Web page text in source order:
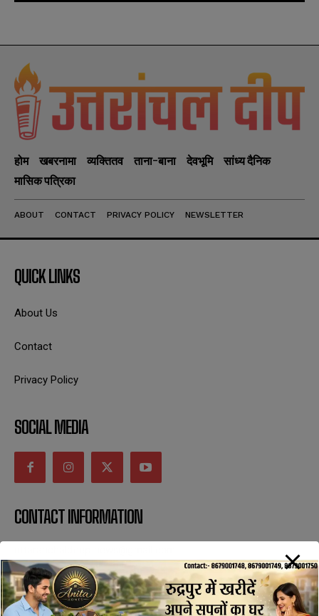
होम खबरनामा व्यक्तितव ताना-बाना देवभूमि
सांध्य दैनिक
मासिक पत्रिका
ABOUT CONTACT PRIVACY POLICY NEWSLETTER
QUICK LINKS
About Us
Contact
Privacy Policy
SOCIAL MEDIA
CONTACT INFORMATION
SUBSCRIBE NOW